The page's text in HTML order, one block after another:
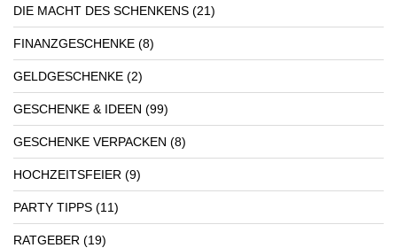
DIE MACHT DES SCHENKENS (21)
FINANZGESCHENKE (8)
GELDGESCHENKE (2)
GESCHENKE & IDEEN (99)
GESCHENKE VERPACKEN (8)
HOCHZEITSFEIER (9)
PARTY TIPPS (11)
RATGEBER (19)